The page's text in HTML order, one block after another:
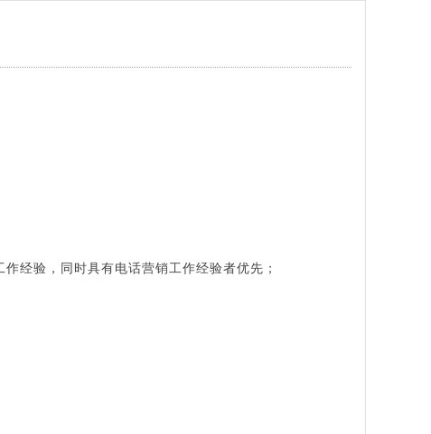
经验，同时具有电话营销工作经验者优先；